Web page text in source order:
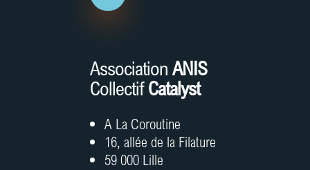
Association ANIS
CollectifCatalyst
A La Coroutine
16, allée de la Filature
59 000 Lille